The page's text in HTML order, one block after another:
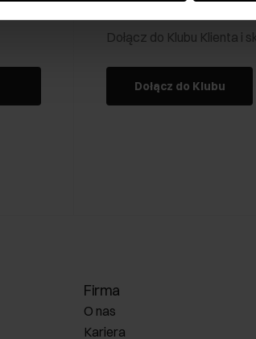
Klub Klienta
Dołącz do Klubu Klienta
Dołącz do Klubu
Firma
O nas
Kariera